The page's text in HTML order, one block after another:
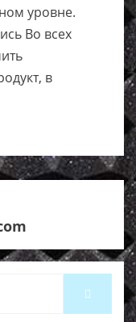
уровне.
Во всех
в